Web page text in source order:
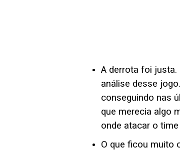
A derrota foi
análise desse
conseguindo nas
que merecia algo
onde atacar o
O que ficou muito